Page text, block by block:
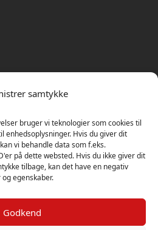
samtykke
bruger vi teknologier som cookies til
enhedsoplysninger. Hvis du giver dit
vi behandle data som f.eks.
på dette websted. Hvis du ikke giver dit
tilbage, kan det have en negativ
egenskaber.
Godkend
anmeldelser på Trustpilot